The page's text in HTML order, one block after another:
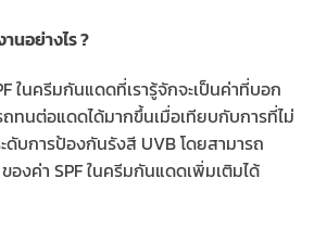
นอย่างไร ?
ในครีมกันแดดที่เรารู้จักจะเป็นค่าที่บอก
ถทนต่อแดดได้มากขึ้นเมื่อเทียบกับการที่ไม่
ดับการป้องกันรังสี UVB โดยสามารถ
องค่า SPF ในครีมกันแดดเพิ่มเติมได้